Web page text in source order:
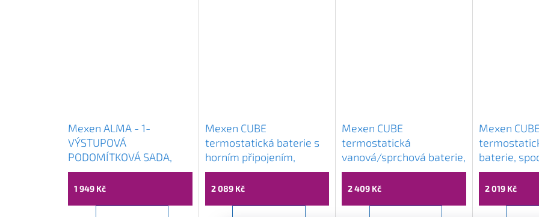
Mexen ALMA - 1-
VÝSTUPOVÁ
PODOMÍTKOVÁ SADA,
Grafitová,75015-66
1 949 Kč
Mexen CUBE
termostatická baterie s
horním připojením,
grafitová, 77250-66
2 089 Kč
Mexen CUBE
termostatická
vanová/sprchová baterie,
grafitová, 77910-66
2 409 Kč
Mexen CUBE
baterie,
grafitová,
2 019 Kč